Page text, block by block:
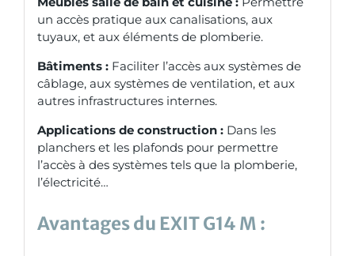
un accès pratique aux canalisations, aux
tuyaux, et aux éléments de plomberie.
Bâtiments :Faciliter l’accès aux systèmes de
câblage, aux systèmes de ventilation, et aux
autres infrastructures internes.
Applications de construction :Dans les
planchers et les plafonds pour permettre
l’accès à des systèmes tels que la plomberie,
l’électricité…
Avantages du EXIT G14 M :